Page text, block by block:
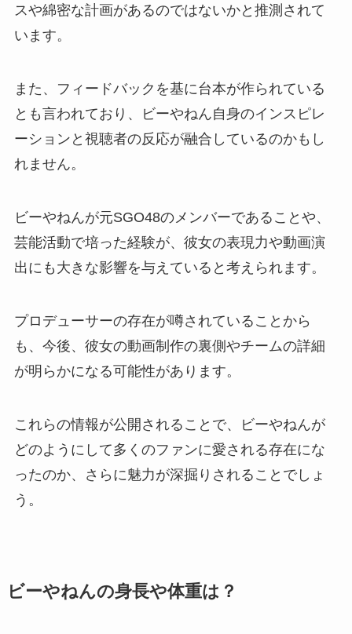
スや綿密な計画があるのではないかと推測されて
います。
また、フィードバックを基に台本が作られている
とも言われており、ビーやねん自身のインスピレ
ーションと視聴者の反応が融合しているのかもし
れません。
ビーやねんが元SGO48のメンバーであることや、
芸能活動で培った経験が、彼女の表現力や動画演
出にも大きな影響を与えていると考えられます。
プロデューサーの存在が噂されていることから
も、今後、彼女の動画制作の裏側やチームの詳細
が明らかになる可能性があります。
これらの情報が公開されることで、ビーやねんが
どのようにして多くのファンに愛される存在にな
ったのか、さらに魅力が深掘りされることでしょ
う。
ビーやねんの身長や体重は？